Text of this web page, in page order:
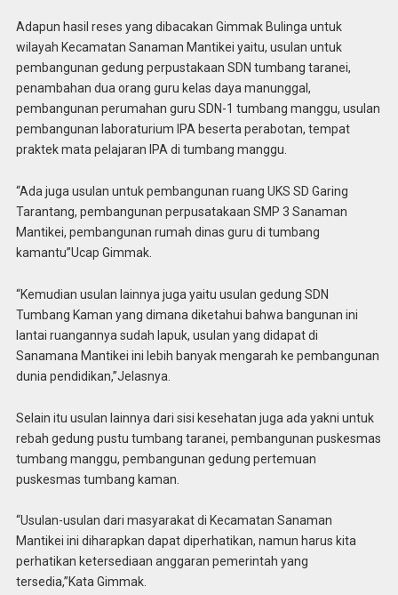
Adapun hasil reses yang dibacakan Gimmak Bulinga untuk
wilayah Kecamatan Sanaman Mantikei yaitu, usulan untuk
pembangunan gedung perpustakaan SDN tumbang taranei,
penambahan dua orang guru kelas daya manunggal,
pembangunan perumahan guru SDN-1 tumbang manggu, usulan
pembangunan laboraturium IPA beserta perabotan, tempat
praktek mata pelajaran IPA di tumbang manggu.
“Ada juga usulan untuk pembangunan ruang UKS SD Garing
Tarantang, pembangunan perpusatakaan SMP 3 Sanaman
Mantikei, pembangunan rumah dinas guru di tumbang
kamantu”Ucap Gimmak.
“Kemudian usulan lainnya juga yaitu usulan gedung SDN
Tumbang Kaman yang dimana diketahui bahwa bangunan ini
lantai ruangannya sudah lapuk, usulan yang didapat di
Sanamana Mantikei ini lebih banyak mengarah ke pembangunan
dunia pendidikan,”Jelasnya.
Selain itu usulan lainnya dari sisi kesehatan juga ada yakni untuk
rebah gedung pustu tumbang taranei, pembangunan puskesmas
tumbang manggu, pembangunan gedung pertemuan
puskesmas tumbang kaman.
“Usulan-usulan dari masyarakat di Kecamatan Sanaman
Mantikei ini diharapkan dapat diperhatikan, namun harus kita
perhatikan ketersediaan anggaran pemerintah yang
tersedia,”Kata Gimmak.